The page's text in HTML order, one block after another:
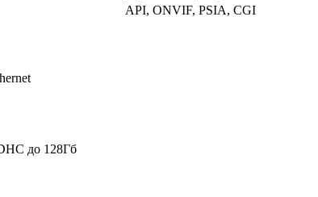
API, ONVIF, PSIA, CGI
до 128Гб